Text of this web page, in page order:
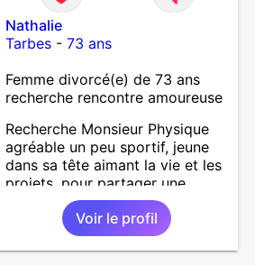
Nathalie
Tarbes- 73 ans
Femme divorcé(e) de 73 ans
recherche rencontre amoureuse
Recherche Monsieur Physique
agréable un peu sportif, jeune
dans sa tête aimant la vie et les
projets, pour partager une
relation sérieuse basée sur la
confiance je vous espère J.J
Voir le profil